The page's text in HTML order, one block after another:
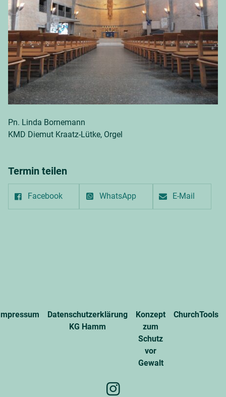
Pn. Linda Bornemann
KMD Diemut Kraatz-Lütke, Orgel
Termin teilen
Facebook WhatsApp E-Mail
Datenschutzerklärung
KG Hamm
Konzept
zum
Schutz
vor
Gewalt
ChurchTools